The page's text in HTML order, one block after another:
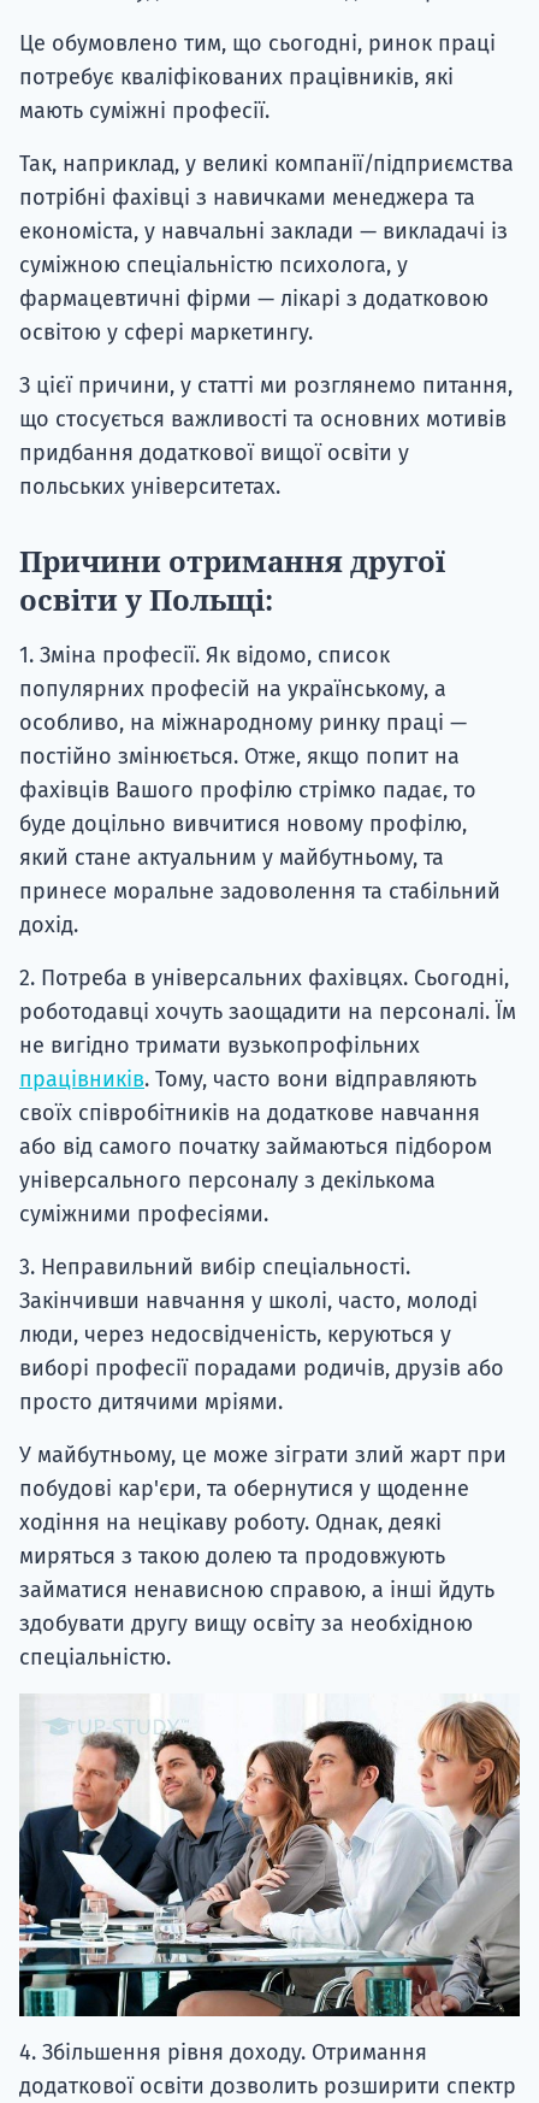
Це обумовлено тим, що сьогодні, ринок праці
потребує кваліфікованих працівників, які
мають суміжні професії.
Так, наприклад, у великі компанії/підприємства
потрібні фахівці з навичками менеджера та
економіста, у навчальні заклади — викладачі із
суміжною спеціальністю психолога, у
фармацевтичні фірми — лікарі з додатковою
освітою у сфері маркетингу.
З цієї причини, у статті ми розглянемо питання,
що стосується важливості та основних мотивів
придбання додаткової вищої освіти у
польських університетах.
Причини отримання другої
освіти у Польщі:
1. Зміна професії. Як відомо, список
популярних професій на українському, а
особливо, на міжнародному ринку праці —
постійно змінюється. Отже, якщо попит на
фахівців Вашого профілю стрімко падає, то
буде доцільно вивчитися новому профілю,
який стане актуальним у майбутньому, та
принесе моральне задоволення та стабільний
дохід.
2. Потреба в універсальних фахівцях. Сьогодні,
роботодавці хочуть заощадити на персоналі. Їм
не вигідно тримати вузькопрофільних
працівників. Тому, часто вони відправляють
своїх співробітників на додаткове навчання
або від самого початку займаються підбором
універсального персоналу з декількома
суміжними професіями.
3. Неправильний вибір спеціальності.
Закінчивши навчання у школі, часто, молоді
люди, через недосвідченість, керуються у
виборі професії порадами родичів, друзів або
просто дитячими мріями.
У майбутньому, це може зіграти злий жарт при
побудові кар'єри, та обернутися у щоденне
ходіння на нецікаву роботу. Однак, деякі
миряться з такою долею та продовжують
займатися ненависною справою, а інші йдуть
здобувати другу вищу освіту за необхідною
спеціальністю.
4. Збільшення рівня доходу. Отримання
додаткової освіти дозволить розширити спектр